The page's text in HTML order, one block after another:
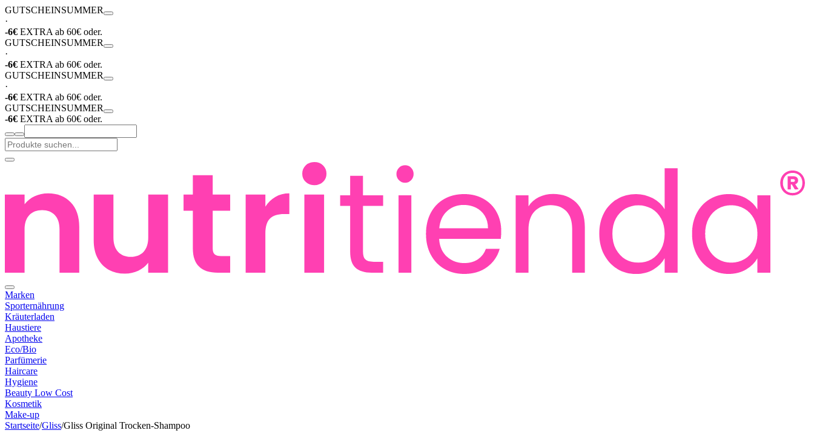
GUTSCHEINSUMMER
·
-6€ EXTRA ab 60€ oder.
GUTSCHEINSUMMER
·
-6€ EXTRA ab 60€ oder.
GUTSCHEINSUMMER
·
-6€ EXTRA ab 60€ oder.
GUTSCHEINSUMMER
-6€ EXTRA ab 60€ oder.
Marken
Sporternährung
Kräuterladen
Haustiere
Apotheke
Eco/Bio
Parfümerie
Haircare
Hygiene
Beauty Low Cost
Kosmetik
Make-up
Startseite/Gliss/Gliss Original Trocken-Shampoo